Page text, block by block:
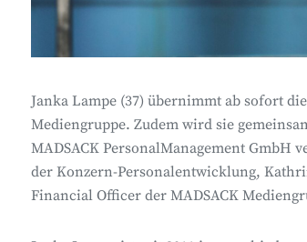
Janka Lampe (37) übernimmt ab sofort
Mediengruppe. Zudem wird sie
MADSACK PersonalManagement
der Konzern-Personalentwicklung,
Financial Officer der MADSACK